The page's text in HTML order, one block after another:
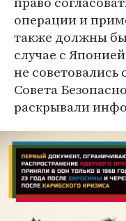
операции и
также должны
случае с
не
Совета
раскрывали